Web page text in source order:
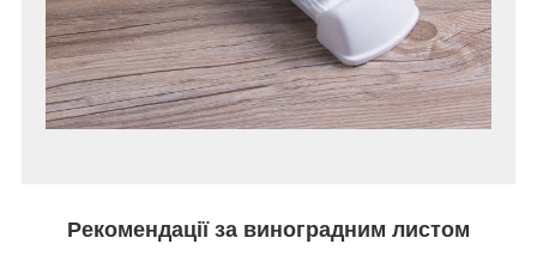
Рекомендації за виноградним листом